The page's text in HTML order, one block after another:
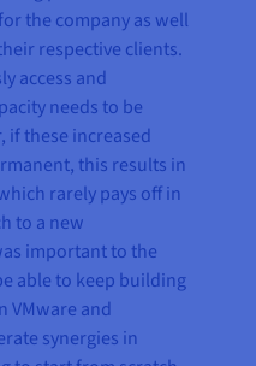
the company as well
respective clients.
access and
needs to be
if these increased
this results in
rarely pays off in
to a new
important to the
able to keep building
VMware and
synergies in